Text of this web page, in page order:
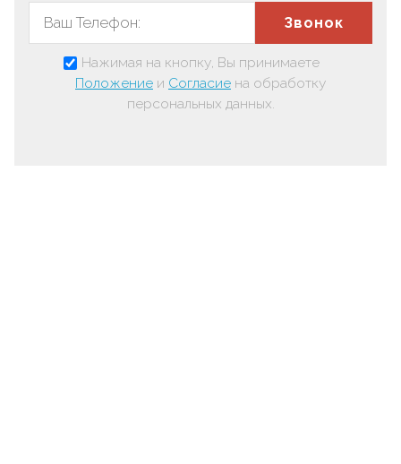
Звонок
Нажимая на кнопку, Вы принимаете
Положение и Согласие на обработку
персональных данных.